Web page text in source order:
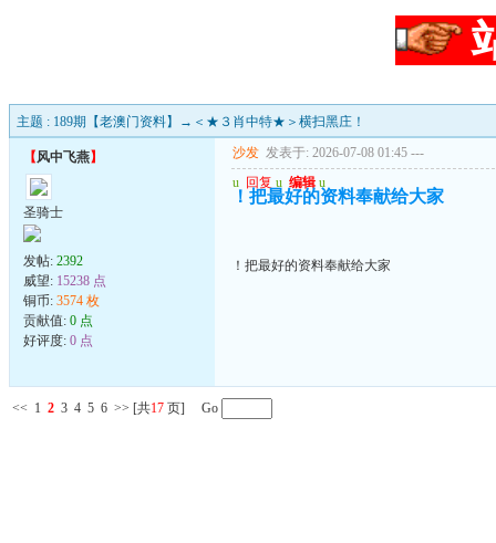
主题 : 189期【老澳门资料】→＜★３肖中特★＞横扫黑庄！
【风中飞燕】
圣骑士
发帖: 2392
威望: 15238 点
铜币: 3574 枚
贡献值: 0 点
好评度: 0 点
沙发 发表于: 2026-07-08 01:45 ---
u 回复 u 编辑 u
！把最好的资料奉献给大家
！把最好的资料奉献给大家
<< 1 2 3 4 5 6 >> [共17 页] Go